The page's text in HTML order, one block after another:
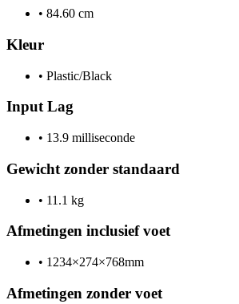
• 84.60 cm
Kleur
• Plastic/Black
Input Lag
• 13.9 milliseconde
Gewicht zonder standaard
• 11.1 kg
Afmetingen inclusief voet
• 1234×274×768mm
Afmetingen zonder voet